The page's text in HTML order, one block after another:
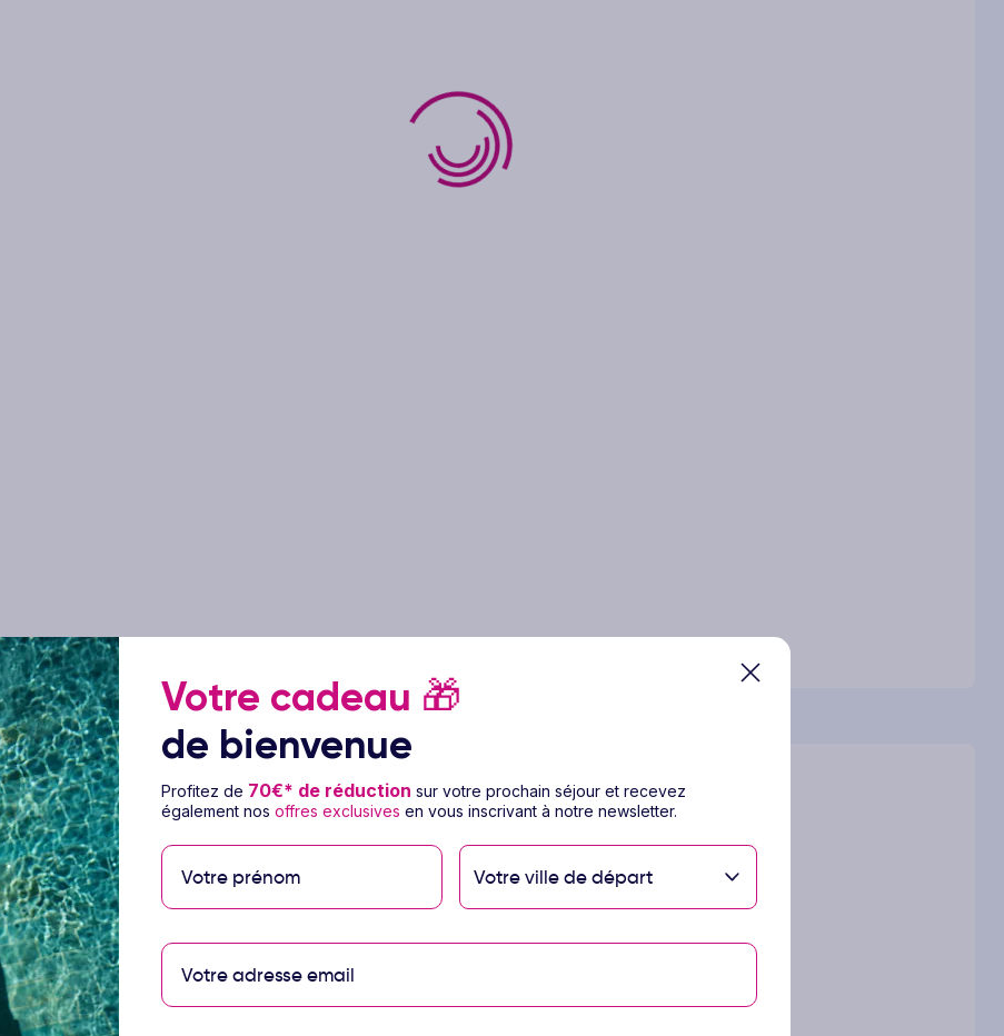
entre moments de convivialité, de partage et de découverte.
:
Votre cadeau 🎁
de bienvenue
Profitez de 70€* de réduction sur votre prochain séjour et recevez
également nosoffres exclusives en vous inscrivant à notre newsletter.
Votre ville de départ